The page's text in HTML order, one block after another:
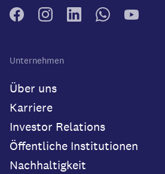
Unternehmen
Über uns
Karriere
Investor Relations
Öffentliche Institutionen
Nachhaltigkeit